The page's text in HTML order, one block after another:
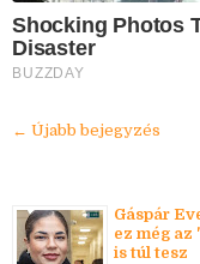
Shocking Photos
Disaster
BUZZDAY
← Újabb bejegyzés
Gáspár
ez még az
is túl tesz